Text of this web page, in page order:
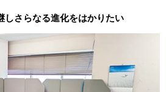
しさらなる進化をはかりたい